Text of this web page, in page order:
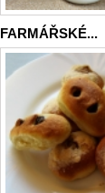
FARMÁŘSKÉ...